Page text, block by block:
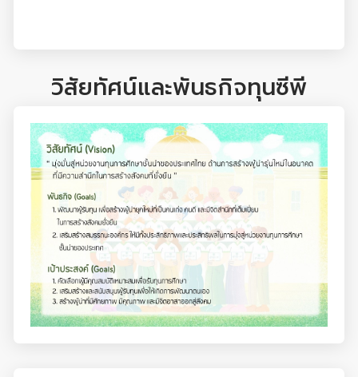
วิสัยทัศน์และพันธกิจทุนซีพี